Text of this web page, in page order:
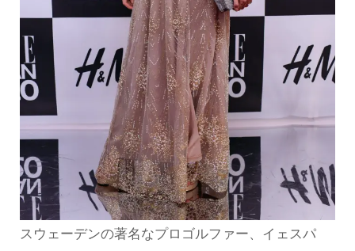
スウェーデンの著名なプロゴルファー、イェスパ